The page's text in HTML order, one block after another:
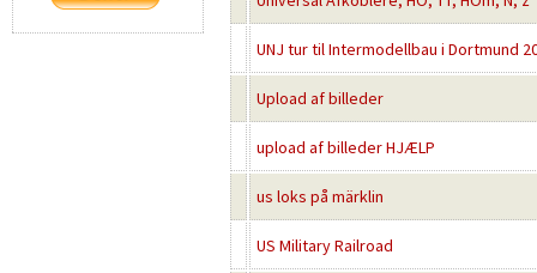
UNJ tur til Intermodellbau i Dortmund
Upload af billeder
upload af billeder HJÆLP
us loks på märklin
US Military Railroad